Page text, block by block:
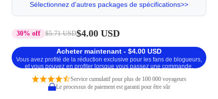
Sélectionnez d'autres packages de spécifications>>
30% off $5.71 USD$4.00 USD
Acheter maintenant - $4.00 USD
Vous avez profité de la réduction exclusive pour les fans de blogueurs,
et vous pouvez en profiter lorsque vous passez une commande.
Service cumulatif pour plus de 100 000 voyageurs
Le processus de paiement est garanti pour être sûr